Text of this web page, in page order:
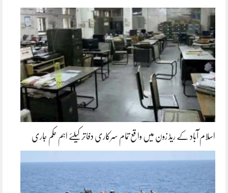
اسلام آباد کے ریڈ زون میں واقع تمام سرکاری دفاتر کیلئے اہم حکم جاری